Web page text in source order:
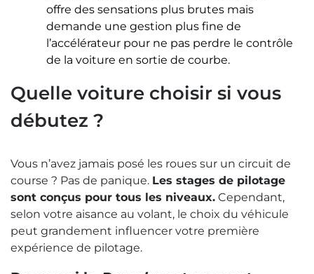
offre des sensations plus brutes mais
demande une gestion plus fine de
l’accélérateur pour ne pas perdre le contrôle
de la voiture en sortie de courbe.
Quelle voiture choisir si vous
débutez ?
Vous n’avez jamais posé les roues sur un circuit de
course ? Pas de panique. Les stages de pilotage
sont conçus pour tous les niveaux. Cependant,
selon votre aisance au volant, le choix du véhicule
peut grandement influencer votre première
expérience de pilotage.